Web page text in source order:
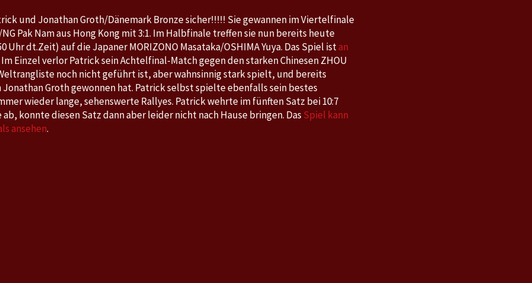
Seng
Hong
Kong
Open
,
22.5.-27.5.2018
und Jonathan Groth/Dänemark Bronze sicher!!!!! Sie gewannen im Viertelfinale
Pak Nam aus Hong Kong mit 3:1. Im Halbfinale treffen sie nun bereits heute
Uhr dt.Zeit) auf die Japaner MORIZONO Masataka/OSHIMA Yuya. Das Spiel istan
Im Einzel verlor Patrick sein Achtelfinal-Match gegen den starken Chinesen ZHOU
noch nicht geführt ist, aber wahnsinnig stark spielt, und bereits
Groth gewonnen hat. Patrick selbst spielte ebenfalls sein bestes
wieder lange, sehenswerte Rallyes. Patrick wehrte im fünften Satz bei 10:7
konnte diesen Satz dann aber leider nicht nach Hause bringen. Das Spiel kann
ansehen.